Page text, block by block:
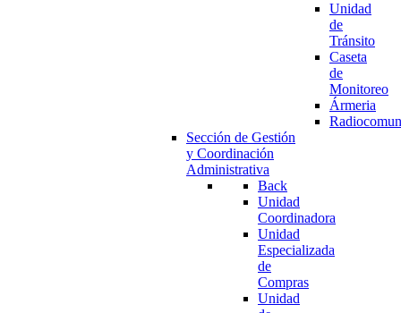
Unidad
de
Tránsito
Caseta
de
Monitoreo
Ármeria
Sección de Gestión
y Coordinación
Administrativa
Back
Unidad
Coordinadora
Unidad
Especializada
de
Compras
Unidad